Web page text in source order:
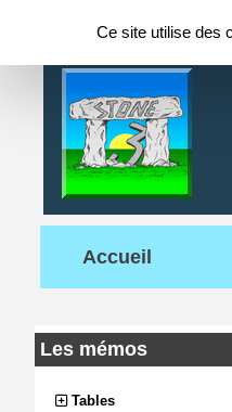
Accueil
Les mémos
Tables
Ce site utilise des